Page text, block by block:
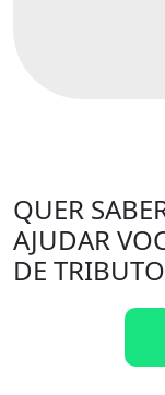
QUER
AJUDAR
DE